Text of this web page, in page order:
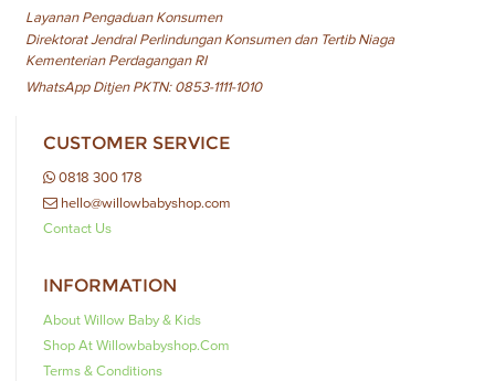
Layanan Pengaduan Konsumen
Direktorat Jendral Perlindungan Konsumen dan Tertib Niaga
Kementerian Perdagangan RI
WhatsApp Ditjen PKTN: 0853-1111-1010
CUSTOMER SERVICE
0818 300 178
hello@willowbabyshop.com
Contact Us
INFORMATION
About Willow Baby & Kids
Shop At Willowbabyshop.com
Terms & Conditions